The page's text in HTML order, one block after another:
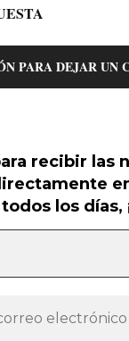
PARA DEJAR UN
recibir las
los días,